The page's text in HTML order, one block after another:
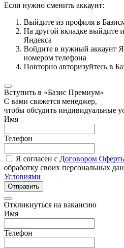
Если нужно сменить аккаунт:
Выйдите из профиля в
На другой вкладке выйдите
Яндекса
Войдите в нужный аккаунт
номером телефона
Повторно авторизуйтесь в
Вступить в «Базис Премиум»
С вами свяжется менеджер,
чтобы обсудить индивидуальные
Имя
Телефон
Я согласен с Договором
обработку своих персональных
Условиями
Отправить
Откликнуться на вакансию
Имя
Телефон